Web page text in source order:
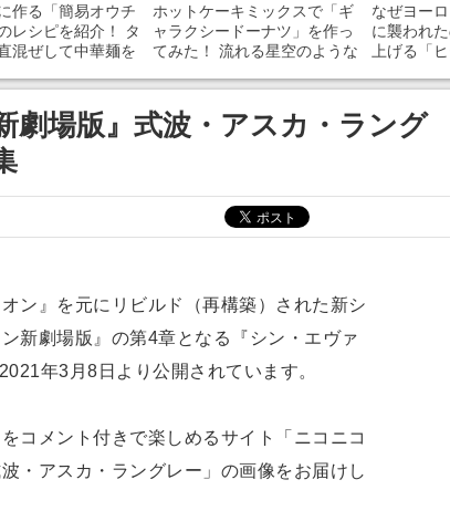
作る「簡易オウチ
レシピを紹介！ タ
混ぜして中華麺を
そう
ホットケーキミックスで「ギ
ャラクシードーナツ」を作っ
てみた！ 流れる星空のような
なぜヨー
に襲われ
上げる「
劇場版』式波・アスカ・ラング
ン』を元にリビルド（再構築）された新シ
新劇場版』の第4章となる『シン・エヴァ
年3月8日より公開されています。
コメント付きで楽しめるサイト「ニコニコ
・アスカ・ラングレー」の画像をお届けし